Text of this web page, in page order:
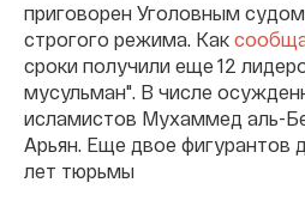
приговорен Уголовным
строгого режима. Как
сроки получили еще 12
мусульман". В числе
исламистов Мухаммед аль-
Арьян. Еще двое фигурантов
лет тюрьмы